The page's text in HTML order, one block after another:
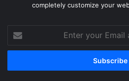
completely customize your
your
Email